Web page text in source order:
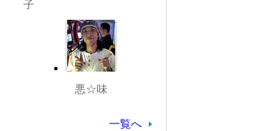
子
悪☆味
一覧へ